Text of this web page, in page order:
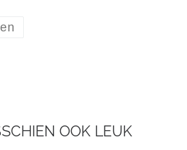
OOK LEUK